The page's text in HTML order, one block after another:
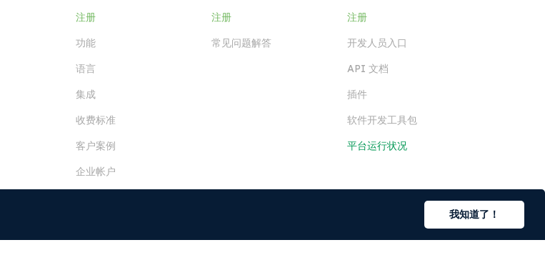
我知道了！
注册
功能
语言
集成
收费标准
客户案例
企业帐户
注册
常见问题解答
注册
开发人员入口
API 文档
插件
软件开发工具包
平台运行状况